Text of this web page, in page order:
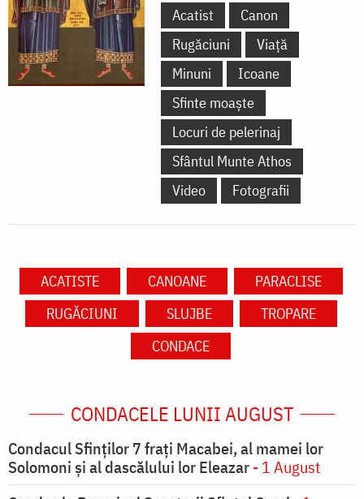
Acatist
Canon
Rugăciuni
Viață
Minuni
Icoane
Sfinte moaște
Locuri de pelerinaj
Sfântul Munte Athos
Video
Fotografii
ACATISTE CANOANE
PARACLISE
RUGĂCIUNI
SLUJBE
TROPARE
CONDACE
CONDACELE LUNII AUGUST
Condacul Sfinţilor 7 fraţi Macabei, al mamei lor
Solomoni şi al dascălului lor Eleazar- 1 August